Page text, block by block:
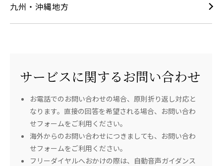
九州・沖縄地方
サービスに関するお問い合わせ
お電話でのお問い合わせの場合、原則折り返し対応と
なります。直接の回答を希望される場合、お問い合わ
せフォームをご利用ください。
海外からのお問い合わせにつきましても、お問い合わ
せフォームをご利用ください。
フリーダイヤルへおかけの際は、自動音声ガイダンス